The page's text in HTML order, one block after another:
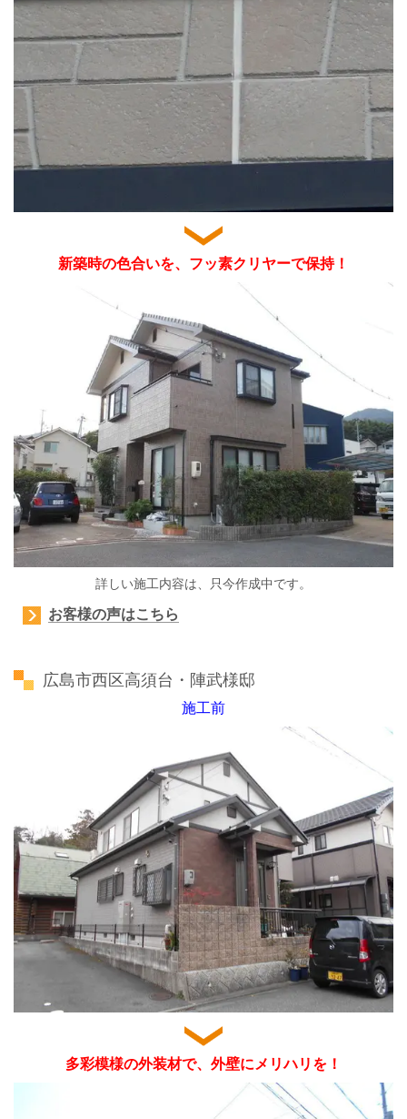
新築時の色合いを、フッ素クリヤーで保持！
詳しい施工内容は、只今作成中です。
お客様の声はこちら
広島市西区高須台・陣武様邸
施工前
多彩模様の外装材で、外壁にメリハリを！